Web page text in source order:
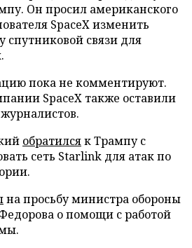
Он просил американского
SpaceX изменить
спутниковой связи для
пока не комментируют.
SpaceX также оставили
обратилсяк Трампу с
сеть Starlink для атак по
на просьбу министра обороны
о помощи с работой